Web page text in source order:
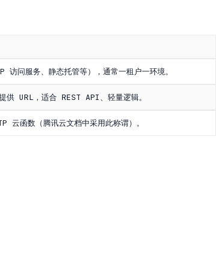
访问服务、静态托管等），通常一租户一环境。
供 URL，适合 REST API、轻量逻辑。
云函数（腾讯云文档中采用此称谓）。